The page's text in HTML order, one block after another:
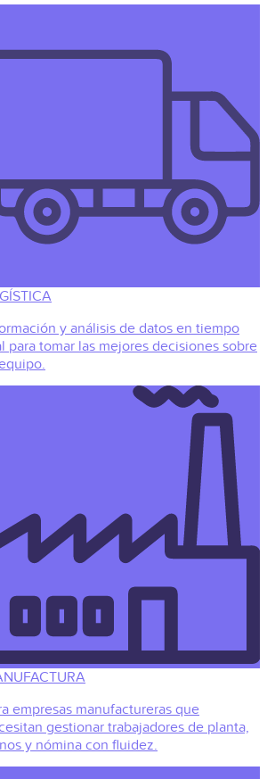
y análisis de datos en tiempo
para tomar las mejores decisiones sobre
empresas manufactureras que
gestionar trabajadores de planta,
y nómina con fluidez.